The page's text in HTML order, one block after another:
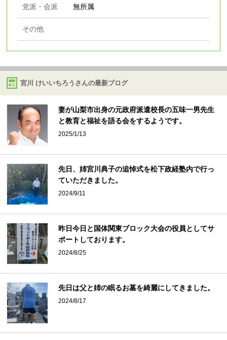
党派・会派 無所属
その他
宮川 けいいちろうさんの最新ブログ
妻が山梨市出身の元政府派遣校長の五味一男先生
と教育と福祉を語る会をするようです。
2025/1/13
先日、姉宮川典子の追悼式を松下政経塾内で行っ
ていただきました。
2024/9/11
昨日今日と国体関東ブロック大会の役員としてサ
ポートしております。
2024/8/25
先日は父と姉の眠るお墓を綺麗にしてきました。
2024/8/17